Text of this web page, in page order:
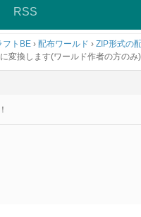
RSS
フトBE › 配布ワールド › ZIP形式の
変換します(ワールド作者の方のみ)